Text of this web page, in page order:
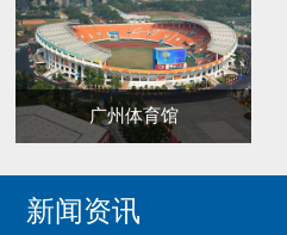
广州体育馆
新闻资讯